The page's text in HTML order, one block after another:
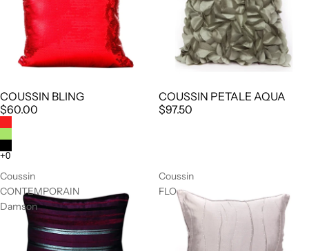
COUSSIN BLING
$60.00
COUSSIN PETALE AQUA
$97.50
Coussin
CONTEMPORAIN
Damson
Coussin
FLO